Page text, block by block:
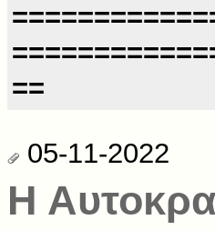
==
05-11-2022
Η